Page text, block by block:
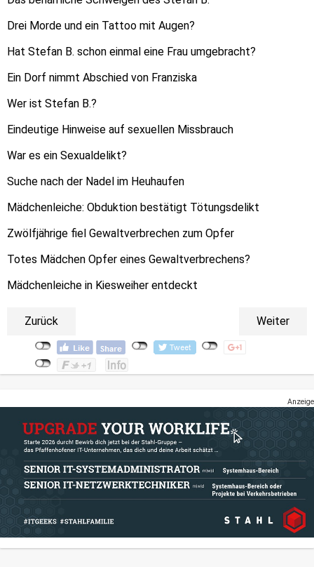
Drei Morde und ein Tattoo mit Augen?
Hat Stefan B. schon einmal eine Frau umgebracht?
Ein Dorf nimmt Abschied von Franziska
Wer ist Stefan B.?
Eindeutige Hinweise auf sexuellen Missbrauch
War es ein Sexualdelikt?
Suche nach der Nadel im Heuhaufen
Mädchenleiche: Obduktion bestätigt Tötungsdelikt
Zwölfjährige fiel Gewaltverbrechen zum Opfer
Totes Mädchen Opfer eines Gewaltverbrechens?
Mädchenleiche in Kiesweiher entdeckt
Zurück Weiter
Anzeige